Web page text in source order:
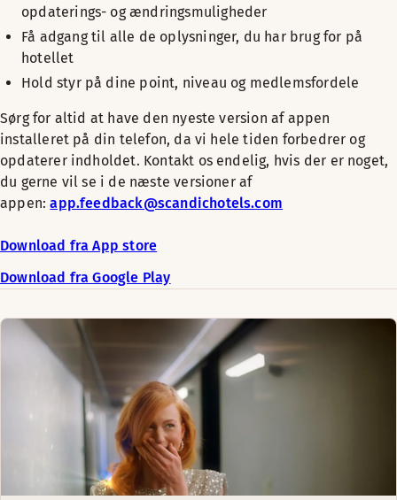
opdaterings- og ændringsmuligheder
Få adgang til alle de oplysninger, du har brug for på
hotellet
Hold styr på dine point, niveau og medlemsfordele
Sørg for altid at have den nyeste version af appen
installeret på din telefon, da vi hele tiden forbedrer og
opdaterer indholdet. Kontakt os endelig, hvis der er noget,
du gerne vil se i de næste versioner af
appen:app.feedback@scandichotels.com
Download fra App store
Download fra Google Play